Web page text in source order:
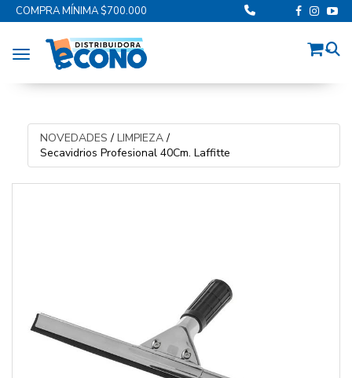
COMPRA MÍNIMA $700.000
Toggle navigation
NOVEDADES / LIMPIEZA /
Secavidrios Profesional 40Cm. Laffitte